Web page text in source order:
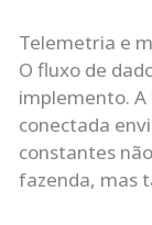
Telemetria e
O fluxo de
implemento.
conectada
constantes
fazenda, mas